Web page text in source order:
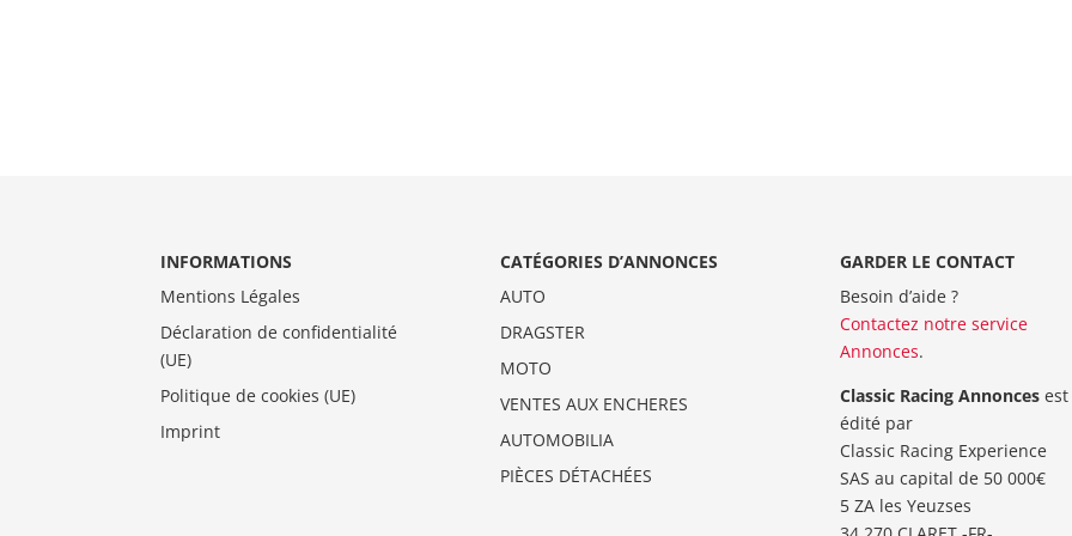
INFORMATIONS
Mentions Légales
Déclaration de confidentialité
(UE)
Politique de cookies (UE)
Imprint
CATÉGORIES D’ANNONCES
AUTO
DRAGSTER
MOTO
VENTES AUX ENCHERES
AUTOMOBILIA
PIÈCES DÉTACHÉES
GARDER LE CONTACT
Besoin d’aide ?
Contactez notre service
Annonces.
Classic Racing Annoncesest
édité par
Classic Racing Experience
SAS au capital de 50 000€
5 ZA les Yeuzses